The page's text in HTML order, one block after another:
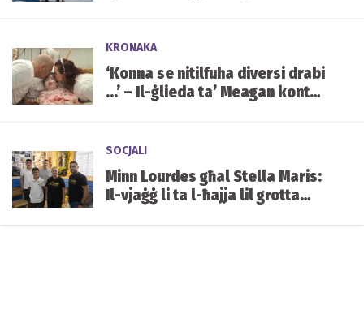
KRONAKA
‘Konna se nitilfuha diversi drabi
...’ – Il-ġlieda ta’ Meagan kontra
SOCJALI
Minn Lourdes għal Stella Maris:
Il-vjaġġ li ta l-ħajja lil grotta